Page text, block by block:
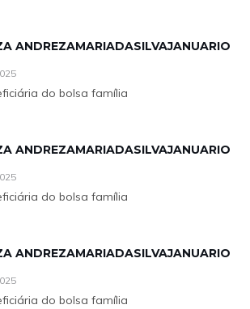
ANDREZAMARIADASILVAJANUARIO
do bolsa família
ANDREZAMARIADASILVAJANUARIO
do bolsa família
ANDREZAMARIADASILVAJANUARIO
do bolsa família